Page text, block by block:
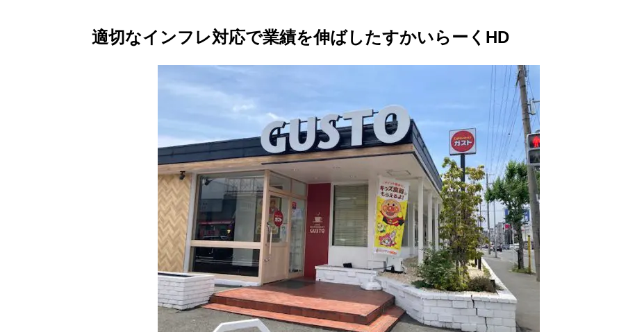
適切なインフレ対応で業績を伸ばしたすかいらーくHD